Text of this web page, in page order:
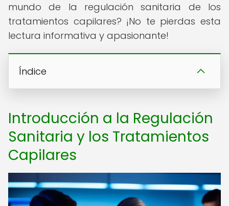
mundo de la regulación sanitaria de los
tratamientos capilares? ¡No te pierdas esta
lectura informativa y apasionante!
Índice
Introducción a la Regulación
Sanitaria y los Tratamientos
Capilares